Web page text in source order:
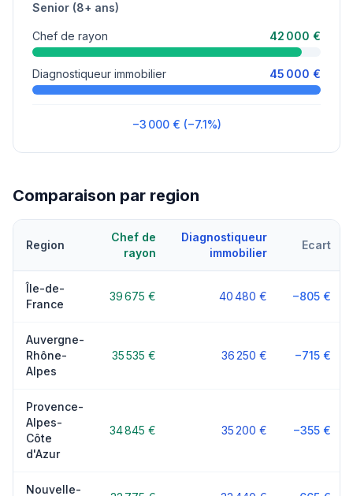
Senior (8+ ans)
Chef de rayon 42 000 €
Diagnostiqueur immobilier 45 000 €
−3 000 € (−7.1%)
Comparaison par region
Region
Chef de
rayon
Diagnostiqueur
immobilier
Ecart
Île-de-
France
39 675 € 40 480 € −805 €
Auvergne-
Rhône-
Alpes
35 535 € 36 250 € −715 €
Provence-
Alpes-
Côte
d'Azur
34 845 € 35 200 € −355 €
Nouvelle-